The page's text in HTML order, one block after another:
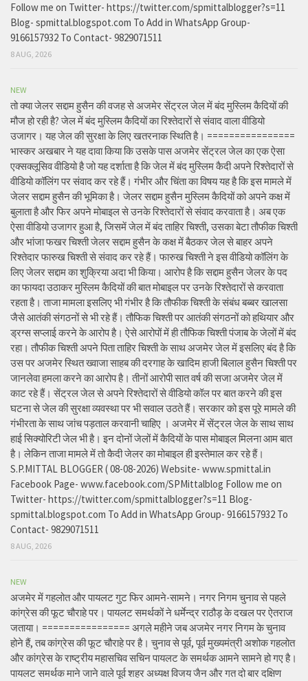
Follow me on Twitter- https://twitter.com/spmittalblogger?s=11
Blog- spmittal.blogspot.com To Add in WhatsApp Group-
9166157932 To Contact- 9829071511
8 AUG, 2026
NEW
तो क्या जेलर सद्दाम हुसैन की वजह से अजमेर सेंट्रल जेल में बंद मुस्लिम कैदियों की
मौज हो रही है? जेल में बंद मुस्लिम कैदियों का रिश्तेदारों से संवाद वाला वीडियो
उजागर। यह जेल की सुरक्षा के लिए खतरनाक स्थिति है। ================
भास्कर अखबार ने यह दावा किया कि उसके पास अजमेर सेंट्रल जेल का एक ऐसा
एक्सक्लूसिव वीडियो है जो यह दर्शाता है कि जेल में बंद मुस्लिम कैदी अपने रिश्तेदारों से
वीडियो कॉलिंग पर संवाद कर रहे हैं। गंभीर और चिंता का विषय यह है कि इस मामले में
जेलर सद्दाम हुसैन की भूमिका है। जेलर सद्दाम हुसैन मुस्लिम कैदियों को अपने कक्ष में
बुलाता है और फिर अपने मोबाइल से उनके रिश्तेदारों से संवाद करवाता है। अब एक
ऐसा वीडियो उजागर हुआ है, जिसमें जेल में बंद ताहिर चिश्ती, उसका बेटा तौफीक चिश्ती
और भांजा फखर चिश्ती जेलर सद्दाम हुसैन के कक्ष में बैठकर जेल से बाहर अपने
रिश्तेदार फारुख चिश्ती से संवाद कर रहे हैं। फारुख चिश्ती ने इस वीडियो कॉलिंग के
लिए जेलर सद्दाम का शुक्रिया अदा भी किया। आरोप है कि सद्दाम हुसैन जेलर के पद
का फायदा उठाकर मुस्लिम कैदियों की बात मोबाइल पर उनके रिश्तेदारों से करवाता
रहता है। ताजा मामला इसलिए भी गंभीर है कि तौफीक चिश्ती के संबंध बब्बर खालसा
जैसे आतंकी संगठनों से भी रहे हैं। तौफिक चिश्ती पर आतंकी संगठनों को हथियार और
ड्रग्स सप्लाई करने के आरोप है। ऐसे आरोपों में ही तौफिक चिश्ती पंजाब के जेलों में बंद
रहा। तौफीक चिश्ती अपने पिता ताहिर चिश्ती के साथ अजमेर जेल में इसलिए बंद है कि
उस पर अजमेर स्थित ख्वाजा साहब की दरगाह के खादिम हाजी बिलाल हुसैन चिश्ती पर
जानलेवा हमला करने का आरोप है। तीनों आरोपी सात वर्ष की सजा अजमेर जेल में
काट रहे हैं। सेंट्रल जेल से अपने रिश्तेदारों से वीडियो कॉल पर बात करने की इस
घटना से जेल की सुरक्षा व्यवस्था पर भी सवाल उठते हैं। सरकार को इस पूरे मामले की
गंभीरता के साथ जांच पड़ताल करवानी चाहिए । अजमेर में सेंट्रल जेल के साथ साथ
हाई सिक्योरिटी जेल भी है। इन दोनों जेलों में कैदियों के पास मोबाइल मिलना आम बात
है। लेकिन ताजा मामले में तो कैदी जेलर का मोबाइल ही इस्तेमाल कर रहे हैं।
S.P.MITTAL BLOGGER ( 08-08-2026) Website- www.spmittal.in
Facebook Page- www.facebook.com/SPMittalblog Follow me on
Twitter- https://twitter.com/spmittalblogger?s=11 Blog-
spmittal.blogspot.com To Add in WhatsApp Group- 9166157932 To
Contact- 9829071511
8 AUG, 2026
NEW
अजमेर में गहलोत और पायलट गुट फिर आमने-सामने। नगर निगम चुनाव से पहले
कांग्रेस की फूट चौराहे पर। पायलट समर्थकों ने धर्मेन्द्र राठौड़ के दखल पर ऐतराज
जताया। ================ अगले महीने जब अजमेर नगर निगम के चुनाव
होने हैं, तब कांग्रेस की फूट चौराहे पर है। चुनाव से पूर्व, पूर्व मुख्यमंत्री अशोक गहलोत
और कांग्रेस के राष्ट्रीय महासचिव सचिन पायलट के समर्थक आमने सामने हो गए है।
पायलट समर्थक माने जाने वाले पूर्व शहर अध्यक्ष विजय जैन और गत दो बार दक्षिण